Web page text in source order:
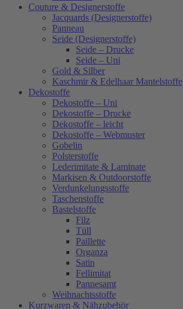
Couture & Designerstoffe
Jacquards (Designerstoffe)
Panneau
Seide (Designerstoffe)
Seide – Drucke
Seide – Uni
Gold & Silber
Kaschmir & Edelhaar Mantelstoffe
Dekostoffe
Dekostoffe – Uni
Dekostoffe – Drucke
Dekostoffe – leicht
Dekostoffe – Webmuster
Gobelin
Polsterstoffe
Lederimitate & Laminate
Markisen & Outdoorstoffe
Verdunkelungsstoffe
Taschenstoffe
Bastelstoffe
Filz
Tüll
Paillette
Organza
Satin
Fellimitat
Pannesamt
Weihnachtsstoffe
Kurzwaren & Nähzubehör